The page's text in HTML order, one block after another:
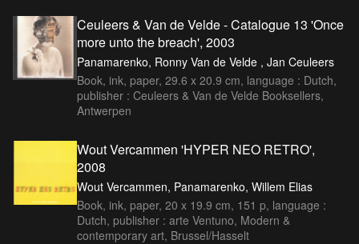
Ceuleers & Van de Velde - Catalogue 13 'Once
more unto the breach', 2003
Panamarenko, Ronny Van de Velde , Jan Ceuleers
Book, ink, paper, 29.6 x 20.9 cm, language : Dutch,
publisher : Ceuleers & Van de Velde Booksellers,
Antwerpen
Wout Vercammen 'HYPER NEO RETRO',
2008
Wout Vercammen, Panamarenko, Willem Elias
Book, ink, paper, 20 x 19.9 cm, 151 p, language :
Dutch, publisher : arte Ventuno, Modern &
contemporary art, Brussel/Hasselt